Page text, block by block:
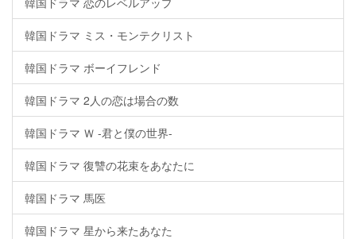
韓国ドラマ ミス・モンテクリスト
韓国ドラマ ボーイフレンド
韓国ドラマ 2人の恋は場合の数
韓国ドラマ Ｗ -君と僕の世界-
韓国ドラマ 復讐の花束をあなたに
韓国ドラマ 馬医
韓国ドラマ 星から来たあなた